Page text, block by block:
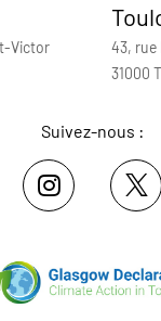
Victor
43, rue
31000
Suivez-nous :